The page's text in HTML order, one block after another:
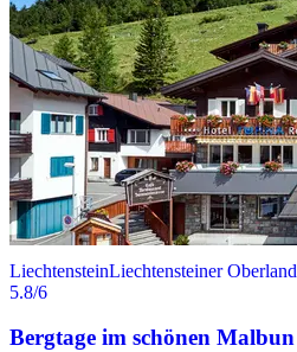
LiechtensteinLiechtensteiner Oberland
5.8/6
Bergtage im schönen Malbun